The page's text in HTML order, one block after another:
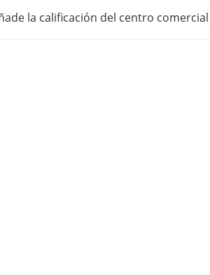
la calificación del centro comercial